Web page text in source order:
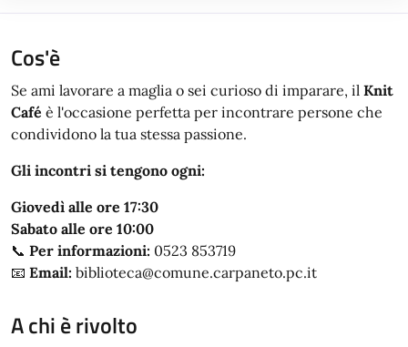
Cos'è
Se ami lavorare a maglia o sei curioso di imparare, il Knit
Café è l'occasione perfetta per incontrare persone che
condividono la tua stessa passione.
Gli incontri si tengono ogni:
Giovedì alle ore 17:30
Sabato alle ore 10:00
📞 Per informazioni: 0523 853719
📧 Email: biblioteca@comune.carpaneto.pc.it
A chi è rivolto